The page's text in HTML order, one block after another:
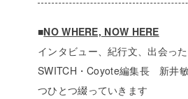
■NO WHERE, NOW HERE
インタビュー、紀行文、出会った
SWITCH・Coyote編集長 新井
つひとつ綴っていきます